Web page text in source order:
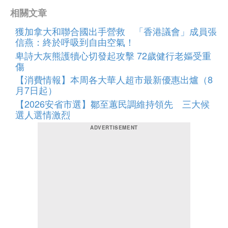
相關文章
獲加拿大和聯合國出手營救 「香港議會」成員張
信燕：終於呼吸到自由空氣！
卑詩大灰熊護犢心切發起攻擊 72歲健行老嫗受重
傷
【消費情報】本周各大華人超市最新優惠出爐（8
月7日起）
【2026安省市選】鄒至蕙民調維持領先 三大候
選人選情激烈